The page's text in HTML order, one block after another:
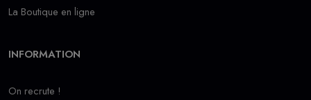
La Boutique en ligne
INFORMATION
On recrute !